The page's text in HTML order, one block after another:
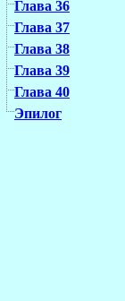
Глава 36
Глава 37
Глава 38
Глава 39
Глава 40
Эпилог